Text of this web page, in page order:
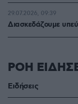
Διασκεδάζουμε
29.07.2026, 09:39
ΡΟΗ
Ειδήσεις